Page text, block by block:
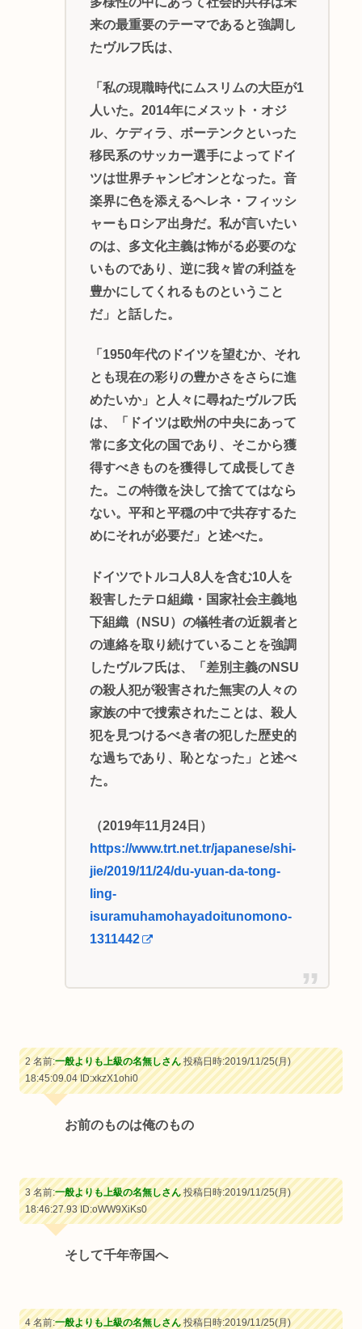
来の最重要のテーマであると強調し
たヴルフ氏は、
「私の現職時代にムスリムの大臣が1
人いた。2014年にメスット・オジ
ル、ケディラ、ボーテンクといった
移民系のサッカー選手によってドイ
ツは世界チャンピオンとなった。音
楽界に色を添えるヘレネ・フィッシ
ャーもロシア出身だ。私が言いたい
のは、多文化主義は怖がる必要のな
いものであり、逆に我々皆の利益を
豊かにしてくれるものということ
だ」と話した。
「1950年代のドイツを望むか、それ
とも現在の彩りの豊かさをさらに進
めたいか」と人々に尋ねたヴルフ氏
は、「ドイツは欧州の中央にあって
常に多文化の国であり、そこから獲
得すべきものを獲得して成長してき
た。この特徴を決して捨ててはなら
ない。平和と平穏の中で共存するた
めにそれが必要だ」と述べた。
ドイツでトルコ人8人を含む10人を
殺害したテロ組織・国家社会主義地
下組織（NSU）の犠牲者の近親者と
の連絡を取り続けていることを強調
したヴルフ氏は、「差別主義のNSU
の殺人犯が殺害された無実の人々の
家族の中で捜索されたことは、殺人
犯を見つけるべき者の犯した歴史的
な過ちであり、恥となった」と述べ
た。
（2019年11月24日）
https://www.trt.net.tr/japanese/shi-
jie/2019/11/24/du-yuan-da-tong-
ling-
isuramuhamohayadoitunomono-
1311442
2 名前:一般よりも上級の名無しさん投稿日時:2019/11/25(月)
18:45:09.04ID:xkzX1ohi0
お前のものは俺のもの
3 名前:一般よりも上級の名無しさん投稿日時:2019/11/25(月)
18:46:27.93ID:oWW9XiKs0
そして千年帝国へ
4 名前:一般よりも上級の名無しさん投稿日時:2019/11/25(月)